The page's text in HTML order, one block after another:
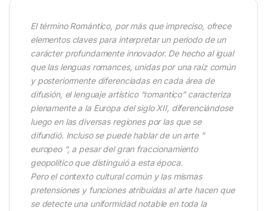
El término Romántico, por más que impreciso, ofrece
elementos claves para interpretar un periodo de un
carácter profundamente innovador. De hecho al igual
que las lenguas romances, unidas por una raíz común
y posteriormente diferenciadas en cada área de
difusión, el lenguaje artístico “romantico” caracteriza
plenamente a la Europa del siglo XII, diferenciándose
luego en las diversas regiones por las que se
difundió. Incluso se puede hablar de un arte ”
europeo “, a pesar del gran fraccionamiento
geopolítico que distinguió a esta época.
Pero el contexto cultural común y las mismas
pretensiones y funciones atribuidas al arte hacen que
se detecte una uniformidad notable en toda la